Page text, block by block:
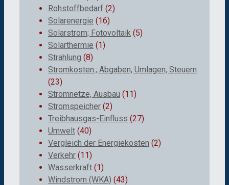
Rohstoffbedarf (2)
Solarenergie (16)
Solarstrom; Fotovoltaik (5)
Solarthermie (1)
Strahlung (8)
Stromkosten:; Abgaben, Umlagen, Steuern
(23)
Stromnetze, Ausbau (11)
Stromspeicher (2)
Treibhausgas-Einfluss (27)
Umwelt (40)
Vergleich der Energiekosten (2)
Verkehr (11)
Wasserkraft (1)
Windstrom (WKA) (43)